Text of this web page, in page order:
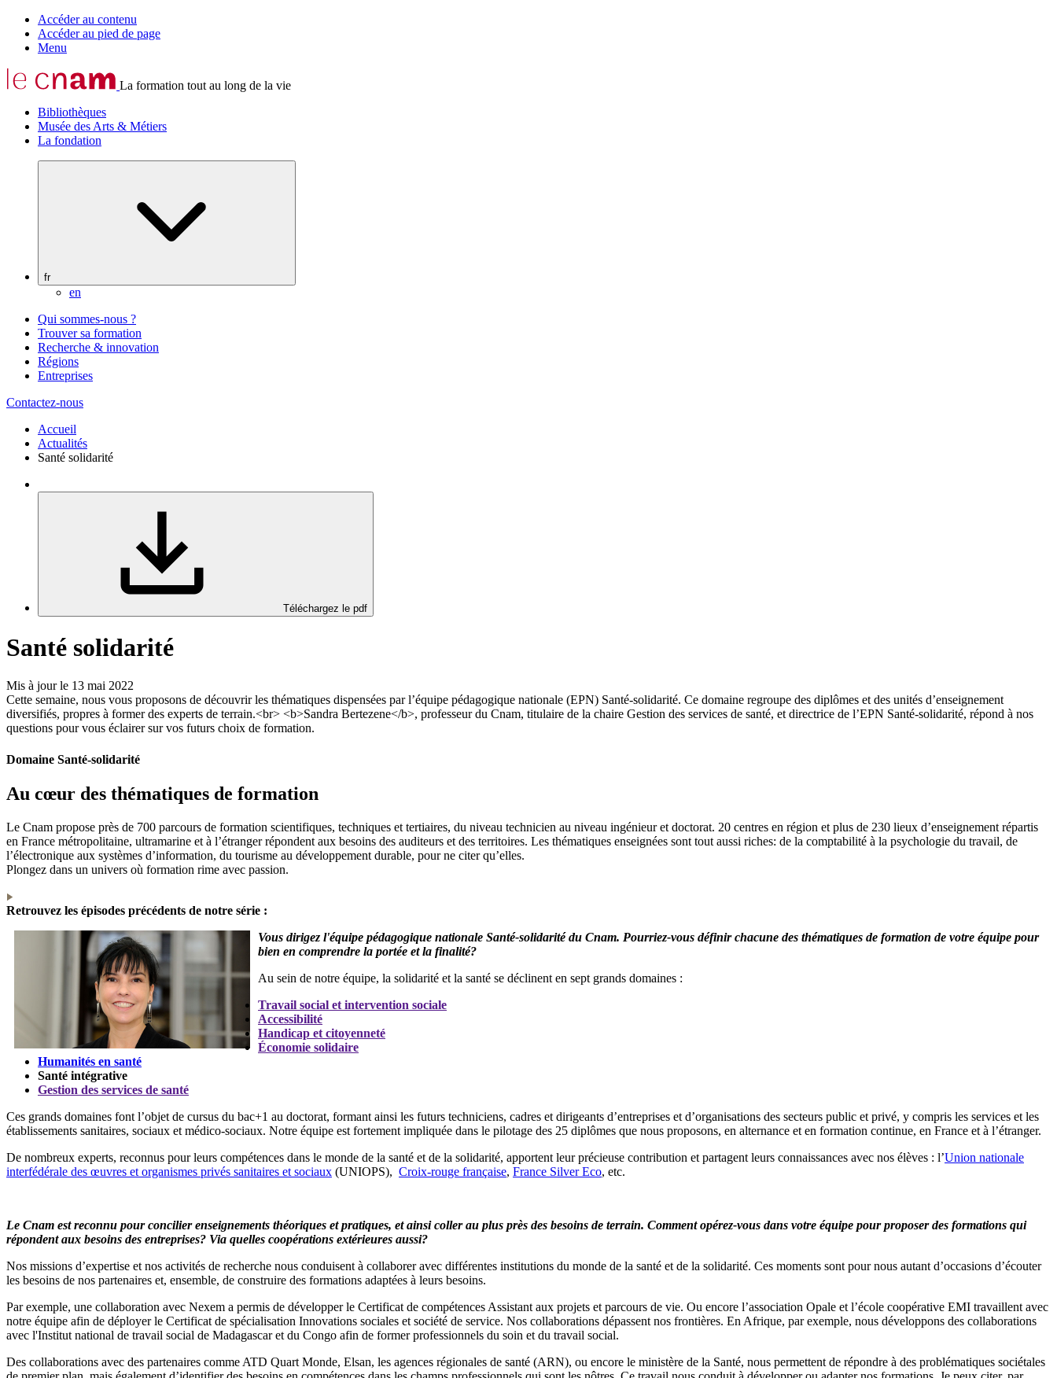
Accéder au contenu
Accéder au pied de page
Menu
La formation tout au long de la vie
Bibliothèques
Musée des Arts & Métiers
La fondation
fr
en
Qui sommes-nous ?
Trouver sa formation
Recherche & innovation
Régions
Entreprises
Contactez-nous
Accueil
Actualités
Santé solidarité
Téléchargez le pdf
Santé solidarité
Mis à jour le 13 mai 2022
Cette semaine, nous vous proposons de découvrir les thématiques dispensées par l’équipe pédagogique nationale (EPN) Santé-solidarité. Ce domaine regroupe des diplômes et des unités d’enseignement
diversifiés, propres à former des experts de terrain.<br> <b>Sandra Bertezene</b>, professeur du Cnam, titulaire de la chaire Gestion des services de santé, et directrice de l’EPN Santé-solidarité, répond à nos
questions pour vous éclairer sur vos futurs choix de formation.
Domaine Santé-solidarité
Au cœur des thématiques de formation
Le Cnam propose près de 700 parcours de formation scientifiques, techniques et tertiaires, du niveau technicien au niveau ingénieur et doctorat. 20 centres en région et plus de 230 lieux d’enseignement répartis
en France métropolitaine, ultramarine et à l’étranger répondent aux besoins des auditeurs et des territoires. Les thématiques enseignées sont tout aussi riches: de la comptabilité à la psychologie du travail, de
l’électronique aux systèmes d’information, du tourisme au développement durable, pour ne citer qu’elles.
Plongez dans un univers où formation rime avec passion.
Retrouvez les épisodes précédents de notre série :
Vous dirigez l'équipe pédagogique nationale Santé-solidarité du Cnam. Pourriez-vous définir chacune des thématiques de formation de votre équipe pour
bien en comprendre la portée et la finalité?
Au sein de notre équipe, la solidarité et la santé se déclinent en sept grands domaines :
Travail social et intervention sociale
Accessibilité
Handicap et citoyenneté
Économie solidaire
Humanités en santé
Santé intégrative
Gestion des services de santé
Ces grands domaines font l’objet de cursus du bac+1 au doctorat, formant ainsi les futurs techniciens, cadres et dirigeants d’entreprises et d’organisations des secteurs public et privé, y compris les services et les
établissements sanitaires, sociaux et médico-sociaux. Notre équipe est fortement impliquée dans le pilotage des 25 diplômes que nous proposons, en alternance et en formation continue, en France et à l’étranger.
De nombreux experts, reconnus pour leurs compétences dans le monde de la santé et de la solidarité, apportent leur précieuse contribution et partagent leurs connaissances avec nos élèves : l’Union nationale
interfédérale des œuvres et organismes privés sanitaires et sociaux (UNIOPS), Croix-rouge française, France Silver Eco, etc.
Le Cnam est reconnu pour concilier enseignements théoriques et pratiques, et ainsi coller au plus près des besoins de terrain. Comment opérez-vous dans votre équipe pour proposer des formations qui
répondent aux besoins des entreprises? Via quelles coopérations extérieures aussi?
Nos missions d’expertise et nos activités de recherche nous conduisent à collaborer avec différentes institutions du monde de la santé et de la solidarité. Ces moments sont pour nous autant d’occasions d’écouter
les besoins de nos partenaires et, ensemble, de construire des formations adaptées à leurs besoins.
Par exemple, une collaboration avec Nexem a permis de développer le Certificat de compétences Assistant aux projets et parcours de vie. Ou encore l’association Opale et l’école coopérative EMI travaillent avec
notre équipe afin de déployer le Certificat de spécialisation Innovations sociales et société de service. Nos collaborations dépassent nos frontières. En Afrique, par exemple, nous développons des collaborations
avec l'Institut national de travail social de Madagascar et du Congo afin de former professionnels du soin et du travail social.
Des collaborations avec des partenaires comme ATD Quart Monde, Elsan, les agences régionales de santé (ARN), ou encore le ministère de la Santé, nous permettent de répondre à des problématiques sociétales